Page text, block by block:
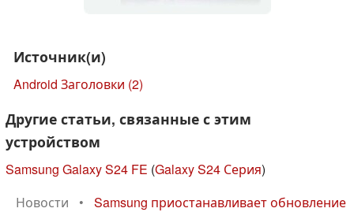
Источник(и)
Android Заголовки (2)
Другие статьи, связанные с этим
устройством
Samsung Galaxy S24 FE (Galaxy S24 Серия)
Новости
•
Samsung приостанавливает обновление